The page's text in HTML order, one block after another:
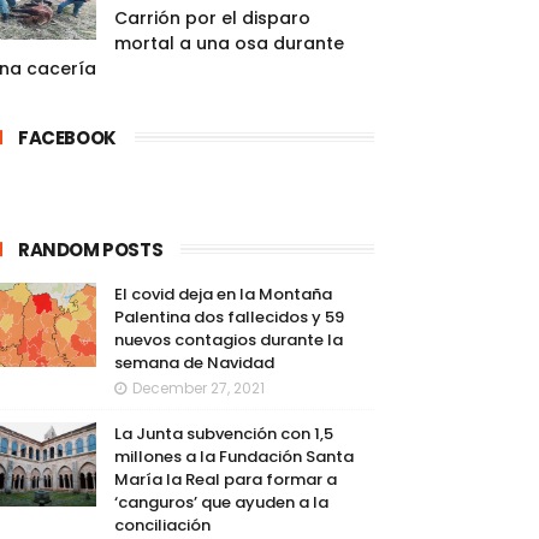
Carrión por el disparo
mortal a una osa durante
cacería
FACEBOOK
RANDOM POSTS
El covid deja en la Montaña
Palentina dos fallecidos y 59
nuevos contagios durante la
semana de Navidad
December 27, 2021
La Junta subvención con 1,5
millones a la Fundación Santa
María la Real para formar a
‘canguros’ que ayuden a la
conciliación